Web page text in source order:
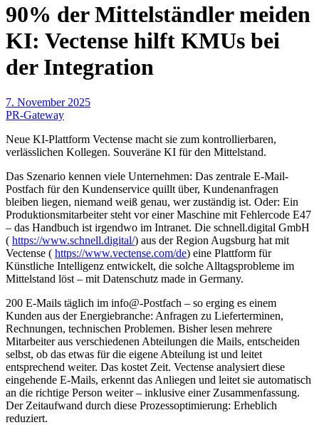
90% der Mittelständler meiden
KI: Vectense hilft KMUs bei
der Integration
7. November 2025
PR-Gateway
Neue KI-Plattform Vectense macht sie zum kontrollierbaren,
verlässlichen Kollegen. Souveräne KI für den Mittelstand.
Das Szenario kennen viele Unternehmen: Das zentrale E-Mail-
Postfach für den Kundenservice quillt über, Kundenanfragen
bleiben liegen, niemand weiß genau, wer zuständig ist. Oder: Ein
Produktionsmitarbeiter steht vor einer Maschine mit Fehlercode E47
– das Handbuch ist irgendwo im Intranet. Die schnell.digital GmbH
( https://www.schnell.digital/) aus der Region Augsburg hat mit
Vectense ( https://www.vectense.com/de) eine Plattform für
Künstliche Intelligenz entwickelt, die solche Alltagsprobleme im
Mittelstand löst – mit Datenschutz made in Germany.
200 E-Mails täglich im info@-Postfach – so erging es einem
Kunden aus der Energiebranche: Anfragen zu Lieferterminen,
Rechnungen, technischen Problemen. Bisher lesen mehrere
Mitarbeiter aus verschiedenen Abteilungen die Mails, entscheiden
selbst, ob das etwas für die eigene Abteilung ist und leitet
entsprechend weiter. Das kostet Zeit. Vectense analysiert diese
eingehende E-Mails, erkennt das Anliegen und leitet sie automatisch
an die richtige Person weiter – inklusive einer Zusammenfassung.
Der Zeitaufwand durch diese Prozessoptimierung: Erheblich
reduziert.